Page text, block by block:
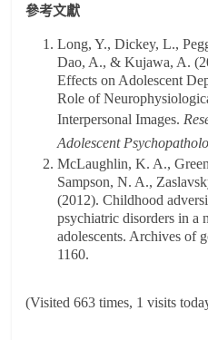
參考文獻
Long, Y., Dickey, L.,
Dao, A., & Kujawa, A.
Effects on Adolescent
Role of
Interpersonal Images.
Adolescent
McLaughlin, K. A.,
Sampson, N. A.,
(2012). Childhood
psychiatric disorders in a
adolescents. Archives of
1160.
(Visited 663 times, 1 visits